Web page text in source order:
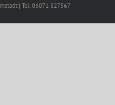
| Tel. 06071 827567